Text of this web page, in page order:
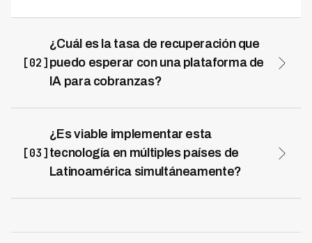
[02]
¿Cuál es la tasa de recuperación que
puedo esperar con una plataforma de
IA para cobranzas?
representa un aumento significativo comparado con
métodos tradicionales. Esta tasa se logra gracias a
algoritmos que identifican el mejor momento de
contacto, personalizan mensajes según el perfil del
operativo, generando un impacto directo en el margen
[03]
¿Es viable implementar esta
tecnología en múltiples países de
Latinoamérica simultáneamente?
permitiendo que las organizaciones centraliicen la